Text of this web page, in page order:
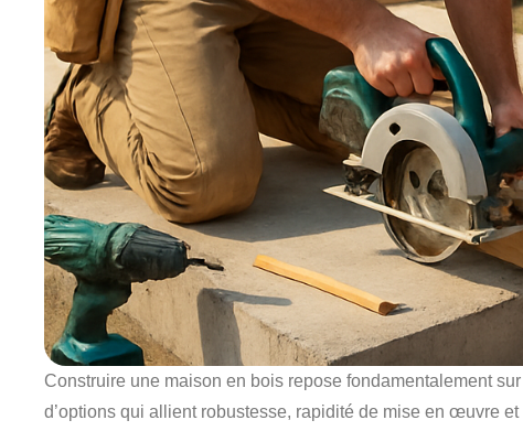
Construire une maison en bois repose fondamentalement
d’options qui allient robustesse, rapidité de mise en œuvre